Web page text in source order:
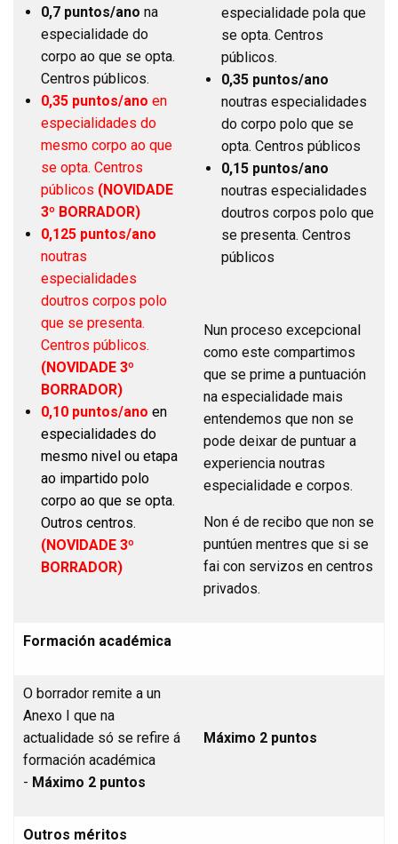
0,7 puntos/ano na
especialidade do
corpo ao que se opta.
Centros públicos.
0,35 puntos/ano en
especialidades do
mesmo corpo ao que
se opta. Centros
públicos (NOVIDADE
3º BORRADOR)
0,125 puntos/ano
noutras
especialidades
doutros corpos polo
que se presenta.
Centros públicos.
(NOVIDADE 3º
BORRADOR)
0,10 puntos/ano en
especialidades do
mesmo nivel ou etapa
ao impartido polo
corpo ao que se opta.
Outros centros.
(NOVIDADE 3º
BORRADOR)
especialidade pola que
se opta. Centros
públicos.
0,35 puntos/ano
noutras especialidades
do corpo polo que se
opta. Centros públicos
0,15 puntos/ano
noutras especialidades
doutros corpos polo que
se presenta. Centros
públicos
Nun proceso excepcional
como este compartimos
que se prime a puntuación
na especialidade mais
entendemos que non se
pode deixar de puntuar a
experiencia noutras
especialidade e corpos.
Non é de recibo que non se
puntúen mentres que si se
fai con servizos en centros
privados.
Formación académica
O borrador remite a un
Anexo I que na
actualidade só se refire á
formación académica
- Máximo 2 puntos
Máximo 2 puntos
Outros méritos